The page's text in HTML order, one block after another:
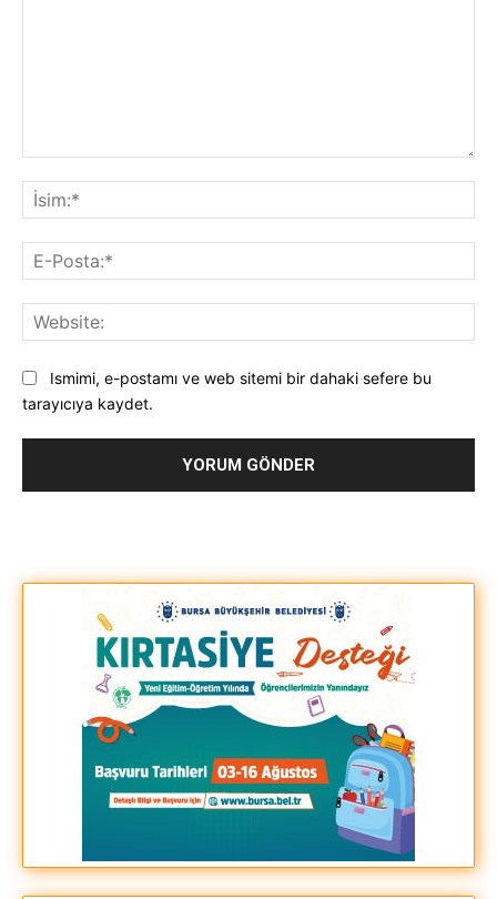
Ismimi, e-postamı ve web sitemi bir dahaki sefere bu
tarayıcıya kaydet.